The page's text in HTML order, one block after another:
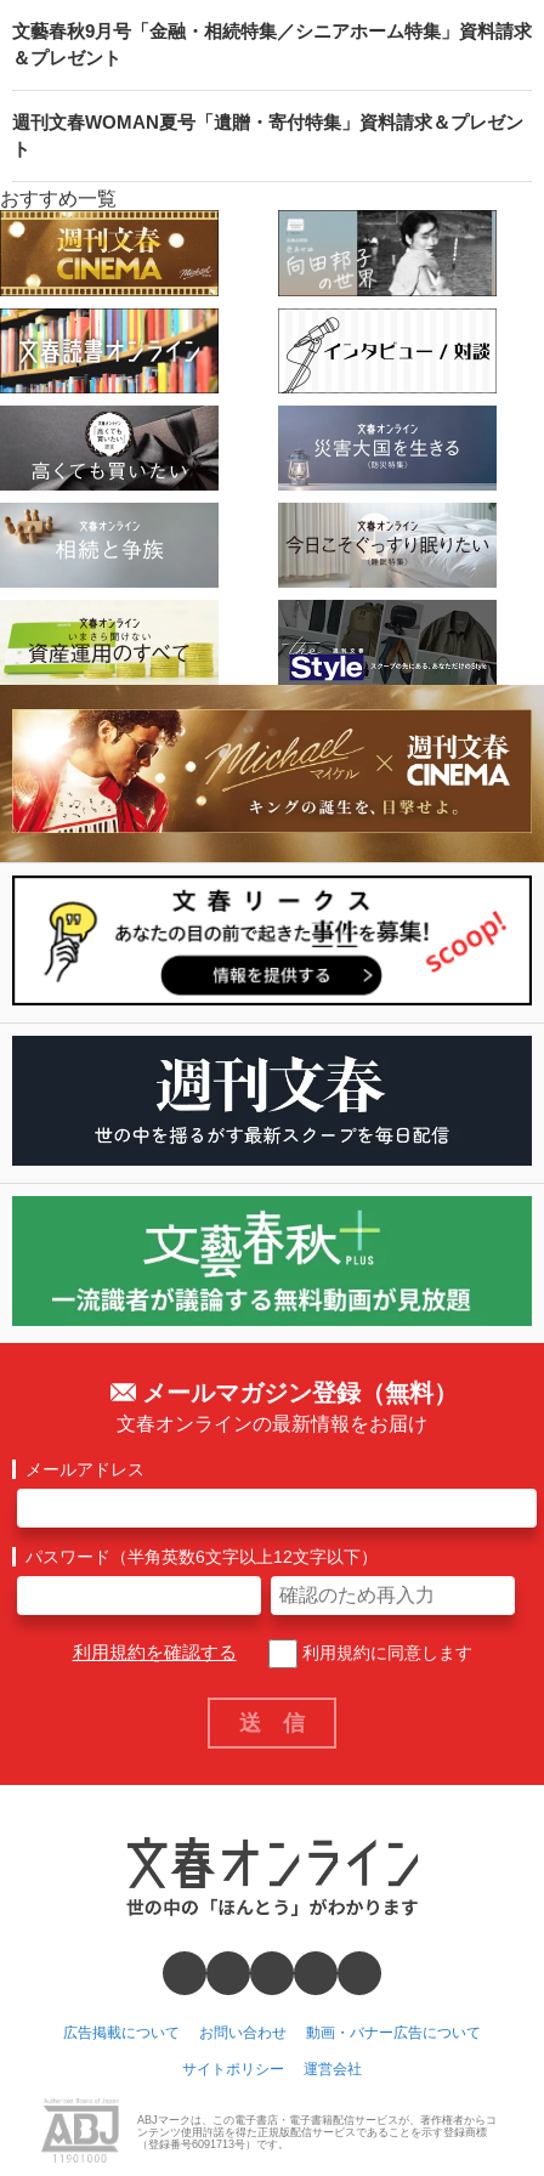
文藝春秋9月号「金融・相続特集／シニアホーム特集」資料請求
＆プレゼント
週刊文春WOMAN夏号「遺贈・寄付特集」資料請求＆プレゼン
ト
おすすめ一覧
メールマガジン登録（無料）
文春オンラインの最新情報をお届け
メールアドレス
パスワード（半角英数6文字以上12文字以下）
利用規約を確認する 利用規約に同意します
広告掲載について お問い合わせ 動画・バナー広告について
サイトポリシー 運営会社
ABJマークは、この電子書店・電子書籍配信サービスが、著作権者からコ
ンテンツ使用許諾を得た正規版配信サービスであることを示す登録商標
（登録番号6091713号）です。